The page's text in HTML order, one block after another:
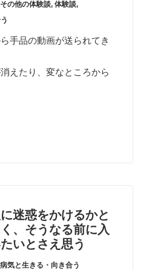
その他の体験談, 体験談,
手品の動画が送られてき
えたり、変なところから
迷惑をかけるかと
、そうなる前に入
いとさえ思う
病気と生きる・向き合う